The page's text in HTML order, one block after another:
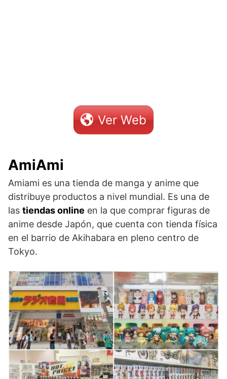
Ver Web
AmiAmi
Amiami es una tienda de manga y anime que
distribuye productos a nivel mundial. Es una de
las tiendas online en la que comprar figuras de
anime desde Japón, que cuenta con tienda física
en el barrio de Akihabara en pleno centro de
Tokyo.